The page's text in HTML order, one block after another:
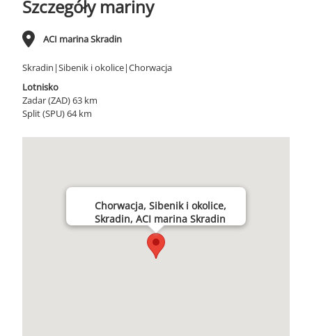
Szczegóły mariny
ACI marina Skradin
Skradin|Sibenik i okolice|Chorwacja
Lotnisko
Zadar (ZAD) 63 km
Split (SPU) 64 km
Chorwacja, Sibenik i okolice,
Skradin, ACI marina Skradin